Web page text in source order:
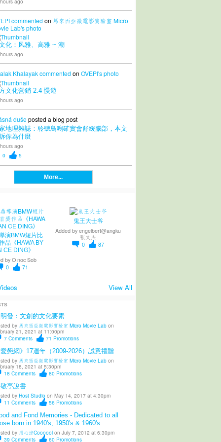
commented on 馬來西亞微電影實驗室 Micro
Lab'sphoto
化：风雅、高雅 ~ 潮
ago
Khalayakcommented on OVEPI'sphoto
文化營銷 2.4 慢遊
ago
dušeposted a blog post
地理雜誌：聆聽鳥鳴確實會舒緩腦部，本文
你為什麼
ago
0
5
More...
演BMW短片比
品《HAWA BY
CE DING》
by O noc Sob
0
71
鬼王大士爷
Added byengelbert@angku
张文杰
0
87
View All
發：文創的文化要素
by 馬來西亞微電影實驗室 Micro Movie Labon
21, 2021 at 11:00pm
7 Comments 71 Promotions
懇網》17週年（2009-2026）誠意禮贈
by 馬來西亞微電影實驗室 Micro Movie Labon
18, 2021 at 5:30pm
18 Comments 80 Promotions
亭說書
by Host Studioon May 14, 2017 at 4:30pm
11 Comments 56 Promotions
and Fond Memories - Dedicated to all
born in 1940's, 1950's & 1960's
by 用心涼Cooooolon July 7, 2012 at 6:30pm
39 Comments 60 Promotions